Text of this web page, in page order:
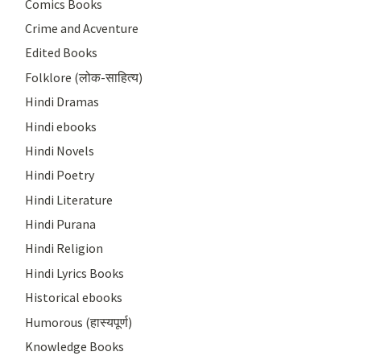
Comics Books
Crime and Acventure
Edited Books
Folklore (लोक-साहित्य)
Hindi Dramas
Hindi ebooks
Hindi Novels
Hindi Poetry
Hindi Literature
Hindi Purana
Hindi Religion
Hindi Lyrics Books
Historical ebooks
Humorous (हास्यपूर्ण)
Knowledge Books